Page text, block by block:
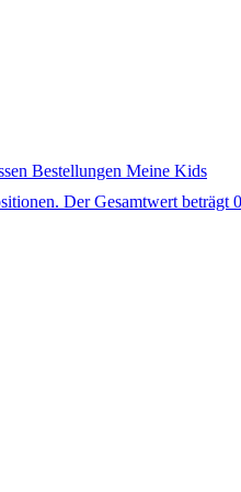
Bestellungen Meine Kids
Der Gesamtwert beträgt